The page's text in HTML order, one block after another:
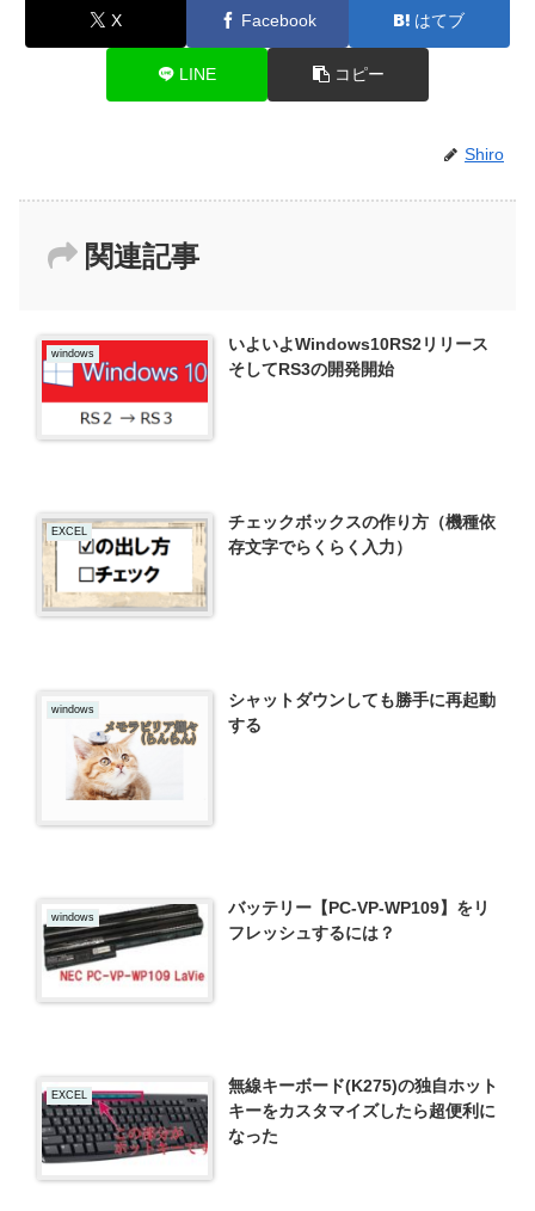
X Facebook はてブ
LINE コピー
Shiro
関連記事
windows
いよいよWindows10RS2リリース
そしてRS3の開発開始
EXCEL
チェックボックスの作り方（機種依
存文字でらくらく入力）
windows
シャットダウンしても勝手に再起動
する
windows
バッテリー【PC-VP-WP109】をリ
フレッシュするには？
EXCEL
無線キーボード(K275)の独自ホット
キーをカスタマイズしたら超便利に
なった